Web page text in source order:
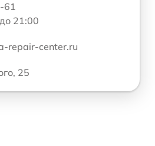
61
21:00
repair-center.ru
25